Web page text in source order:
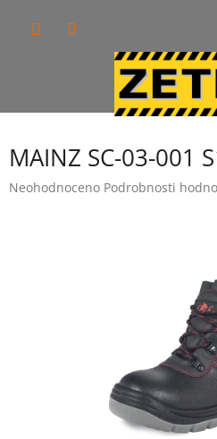
MAINZ SC-03-001
Průměrné
Neohodnoceno Podrobnosti